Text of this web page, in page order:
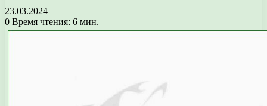
23.03.2024
0 Время чтения: 6 мин.